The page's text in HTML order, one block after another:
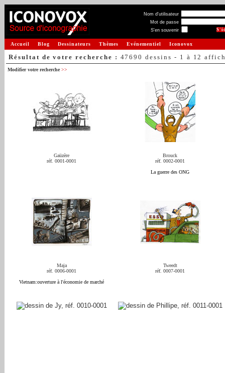
Nom d'utilisateur
Mot de passe
S'en souvenir
Accueil Blog Dessinateurs Thèmes Evénementiel Iconovox
Résultat de votre recherche : 47690 dessins - 1 à 12
Modifier votre recherche >>
Gaüzère
réf. 0001-0001
Brouck
réf. 0002-0001
La guerre des ONG
Maja
réf. 0006-0001
Vietnam:ouverture à l'économie de marché
Tweedt
réf. 0007-0001